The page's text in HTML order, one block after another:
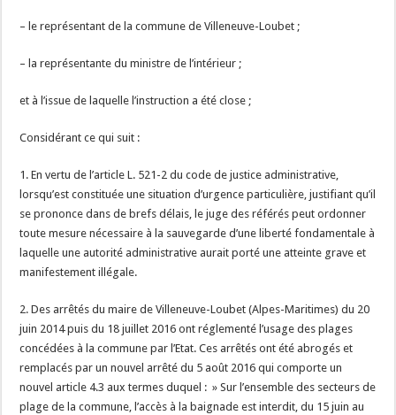
– le représentant de la commune de Villeneuve-Loubet ;
– la représentante du ministre de l’intérieur ;
et à l’issue de laquelle l’instruction a été close ;
Considérant ce qui suit :
1. En vertu de l’article L. 521-2 du code de justice administrative,
lorsqu’est constituée une situation d’urgence particulière, justifiant qu’il
se prononce dans de brefs délais, le juge des référés peut ordonner
toute mesure nécessaire à la sauvegarde d’une liberté fondamentale à
laquelle une autorité administrative aurait porté une atteinte grave et
manifestement illégale.
2. Des arrêtés du maire de Villeneuve-Loubet (Alpes-Maritimes) du 20
juin 2014 puis du 18 juillet 2016 ont réglementé l’usage des plages
concédées à la commune par l’Etat. Ces arrêtés ont été abrogés et
remplacés par un nouvel arrêté du 5 août 2016 qui comporte un
nouvel article 4.3 aux termes duquel : » Sur l’ensemble des secteurs de
plage de la commune, l’accès à la baignade est interdit, du 15 juin au